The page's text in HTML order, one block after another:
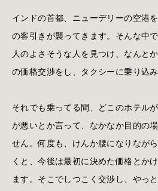
インドの首都、ニューデリーの空港
の客引きが襲ってきます。そんな中
人のよさそうな人を見つけ、なんと
の価格交渉をし、タクシーに乗り込み
それでも乗ってる間、どこのホテル
が悪いとか言って、なかなか目的の
せん。何度も、けんか腰になりなが
くと、今後は最初に決めた価格とか
ます。そこでしつこく交渉し、やっ